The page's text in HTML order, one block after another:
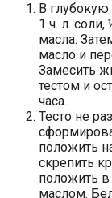
В
1 ч. л. соли,
масла.
масло и
Замесить
тестом и
часа.
Тесто не
положить
скрепить
положить
маслом.